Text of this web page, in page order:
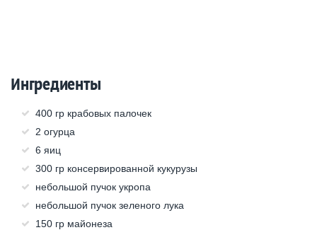
Ингредиенты
400 гр крабовых палочек
2 огурца
6 яиц
300 гр консервированной кукурузы
небольшой пучок укропа
небольшой пучок зеленого лука
150 гр майонеза